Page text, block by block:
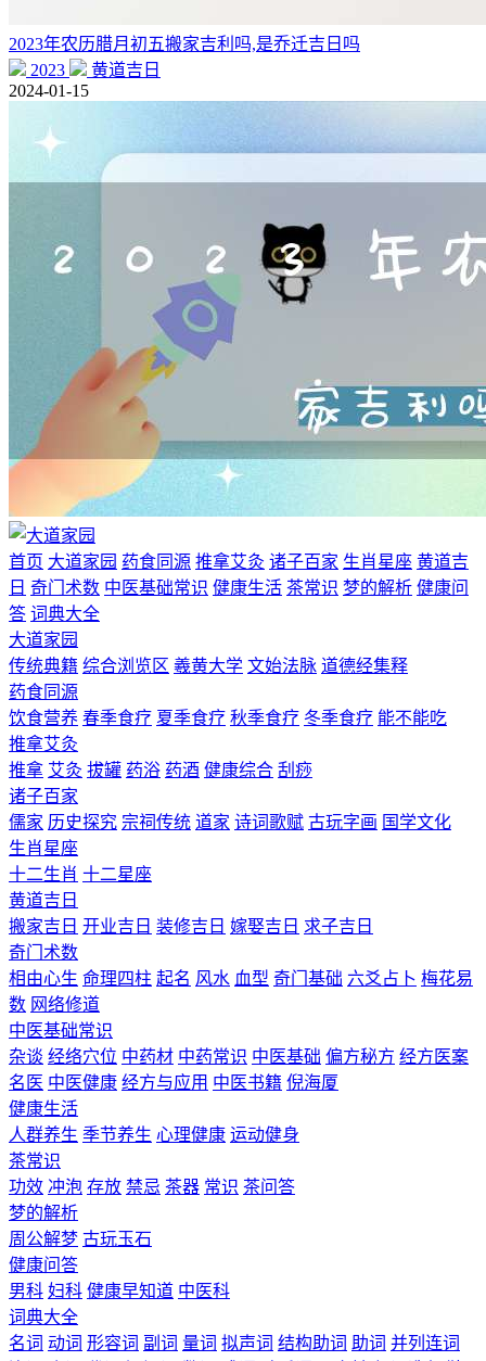
2023年农历腊月初五搬家吉利吗,是乔迁吉日吗
2023
黄道吉日
2024-01-15
首页 大道家园 药食同源 推拿艾灸 诸子百家 生肖星座 黄道吉
日 奇门术数 中医基础常识 健康生活 茶常识 梦的解析 健康问
答 词典大全
大道家园
传统典籍 综合浏览区 羲黄大学 文始法脉 道德经集释
药食同源
饮食营养 春季食疗 夏季食疗 秋季食疗 冬季食疗 能不能吃
推拿艾灸
推拿 艾灸 拔罐 药浴 药酒 健康综合 刮痧
诸子百家
儒家 历史探究 宗祠传统 道家 诗词歌赋 古玩字画 国学文化
生肖星座
十二生肖 十二星座
黄道吉日
搬家吉日 开业吉日 装修吉日 嫁娶吉日 求子吉日
奇门术数
相由心生 命理四柱 起名 风水 血型 奇门基础 六爻占卜 梅花易
数 网络修道
中医基础常识
杂谈 经络穴位 中药材 中药常识 中医基础 偏方秘方 经方医案
名医 中医健康 经方与应用 中医书籍 倪海厦
健康生活
人群养生 季节养生 心理健康 运动健身
茶常识
功效 冲泡 存放 禁忌 茶器 常识 茶问答
梦的解析
周公解梦 古玩玉石
健康问答
男科 妇科 健康早知道 中医科
词典大全
名词 动词 形容词 副词 量词 拟声词 结构助词 助词 并列连词